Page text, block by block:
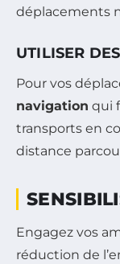
déplacements
UTILISER
Pour vos
navigation qui
transports en
distance
Engagez vos
réduction de